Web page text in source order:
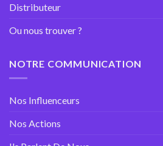
Distributeur
Ou nous trouver ?
NOTRE COMMUNICATION
Nos Influenceurs
Nos Actions